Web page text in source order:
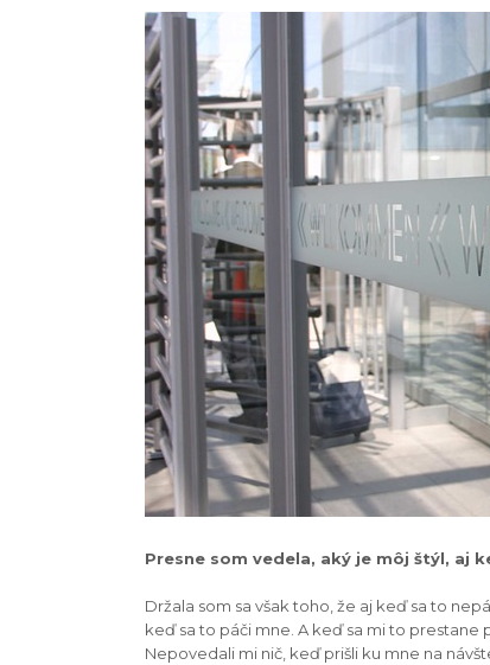
Presne som vedela, aký je môj štýl, aj
Držala som sa však toho, že aj keď sa to
keď sa to páči mne. A keď sa mi to
Nepovedali mi nič, keď prišli ku mne na